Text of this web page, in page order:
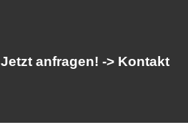
Jetzt anfragen! -> Kontakt